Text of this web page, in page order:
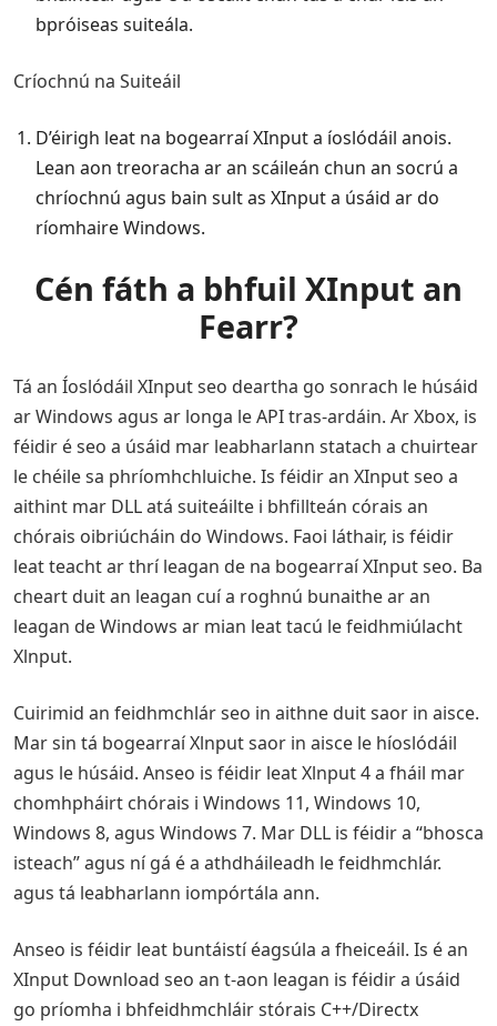
bpróiseas suiteála.
Críochnú na Suiteáil
D’éirigh leat na bogearraí XInput a íoslódáil anois.
Lean aon treoracha ar an scáileán chun an socrú a
chríochnú agus bain sult as XInput a úsáid ar do
ríomhaire Windows.
Cén fáth a bhfuil XInput an
Fearr?
Tá an Íoslódáil XInput seo deartha go sonrach le húsáid
ar Windows agus ar longa le API tras-ardáin. Ar Xbox, is
féidir é seo a úsáid mar leabharlann statach a chuirtear
le chéile sa phríomhchluiche. Is féidir an XInput seo a
aithint mar DLL atá suiteáilte i bhfillteán córais an
chórais oibriúcháin do Windows. Faoi láthair, is féidir
leat teacht ar thrí leagan de na bogearraí XInput seo. Ba
cheart duit an leagan cuí a roghnú bunaithe ar an
leagan de Windows ar mian leat tacú le feidhmiúlacht
Xlnput.
Cuirimid an feidhmchlár seo in aithne duit saor in aisce.
Mar sin tá bogearraí Xlnput saor in aisce le híoslódáil
agus le húsáid. Anseo is féidir leat Xlnput 4 a fháil mar
chomhpháirt chórais i Windows 11, Windows 10,
Windows 8, agus Windows 7. Mar DLL is féidir a “bhosca
isteach” agus ní gá é a athdháileadh le feidhmchlár.
agus tá leabharlann iompórtála ann.
Anseo is féidir leat buntáistí éagsúla a fheiceáil. Is é an
XInput Download seo an t-aon leagan is féidir a úsáid
go príomha i bhfeidhmchláir stórais C++/Directx